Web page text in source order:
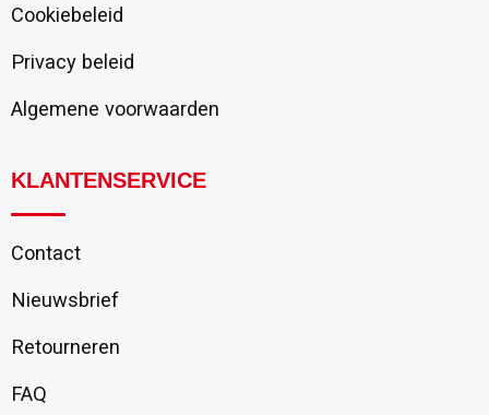
Cookiebeleid
Privacy beleid
Algemene voorwaarden
KLANTENSERVICE
Contact
Nieuwsbrief
Retourneren
FAQ